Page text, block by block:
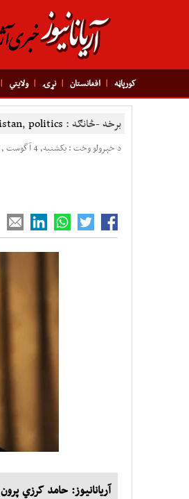
کورپاڼه افغانستان نړۍ ولایتي
برخه -څانګه : , politics
د خپرولو وخت : یکشنبه, 4 آگوست , 2019